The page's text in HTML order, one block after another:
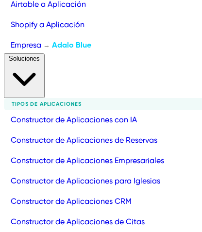
Airtable a Aplicación
Shopify a Aplicación
Empresa → Adalo Blue
TIPOS DE APLICACIONES
Constructor de Aplicaciones con IA
Constructor de Aplicaciones de Reservas
Constructor de Aplicaciones Empresariales
Constructor de Aplicaciones para Iglesias
Constructor de Aplicaciones CRM
Constructor de Aplicaciones de Citas